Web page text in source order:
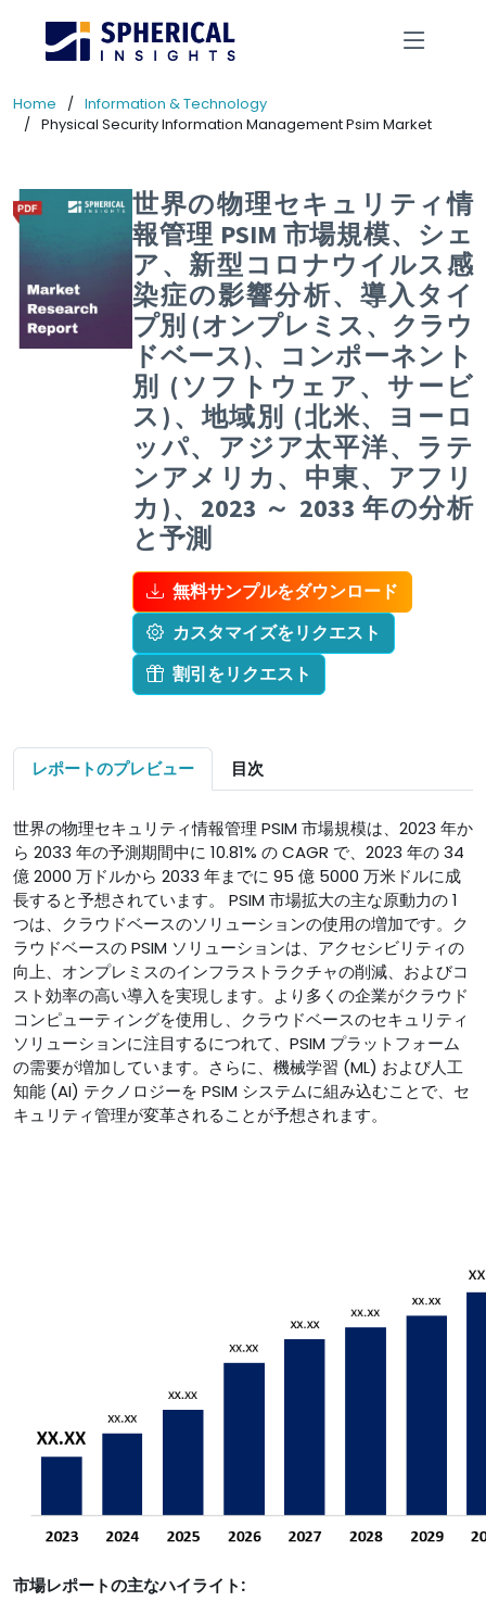
Home
Information & Technology
Physical Security Information Management Psim Market
世界の物理セキュリティ情
報管理 PSIM 市場規模、シェ
ア、新型コロナウイルス感
染症の影響分析、導入タイ
プ別 (オンプレミス、クラウ
ドベース)、コンポーネント
別 (ソフトウェア、サービ
ス)、地域別 (北米、ヨーロ
ッパ、アジア太平洋、ラテ
ンアメリカ、中東、アフリ
カ)、2023 ～ 2033 年の分析
と予測
無料サンプルをダウンロード
カスタマイズをリクエスト
割引をリクエスト
レポートのプレビュー 目次
世界の物理セキュリティ情報管理 PSIM 市場規模は、2023 年か
ら 2033 年の予測期間中に 10.81% の CAGR で、2023 年の 34
億 2000 万ドルから 2033 年までに 95 億 5000 万米ドルに成
長すると予想されています。 PSIM 市場拡大の主な原動力の 1
つは、クラウドベースのソリューションの使用の増加です。ク
ラウドベースの PSIM ソリューションは、アクセシビリティの
向上、オンプレミスのインフラストラクチャの削減、およびコ
スト効率の高い導入を実現します。より多くの企業がクラウド
コンピューティングを使用し、クラウドベースのセキュリティ
ソリューションに注目するにつれて、PSIM プラットフォーム
の需要が増加しています。さらに、機械学習 (ML) および人工
知能 (AI) テクノロジーを PSIM システムに組み込むことで、セ
キュリティ管理が変革されることが予想されます。
市場レポートの主なハイライト: